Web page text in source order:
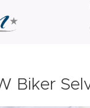
Biker